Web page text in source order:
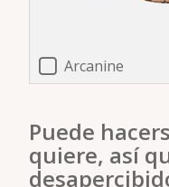
Arcanine
Puede
quiere, así